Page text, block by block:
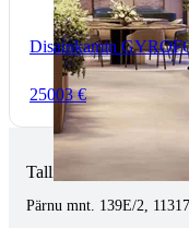
Disainkamin
25003 €
Tallinnas kaminasalong
Pärnu mnt. 139E/2,